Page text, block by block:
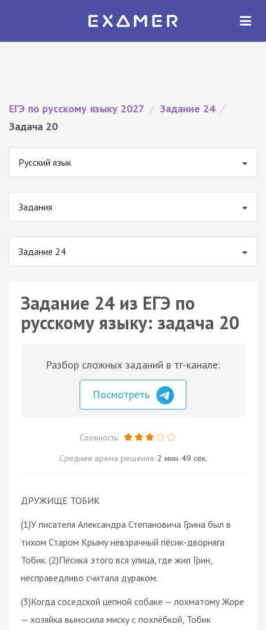
Экзамер — ЕГЭ 2027
ОТКРЫТЬ
ЕГЭ по русскому языку 2027 / Задание 24 /
Задача 20
Русский язык
Задания
Задание 24
Задание 24 из ЕГЭ по
русскому языку: задача 20
Разбор сложных заданий в тг-канале:
Посмотреть
Сложность:
Среднее время решения: 2 мин. 49 сек.
ДРУЖИЩЕ ТОБИК
(1)У писателя Александра Степановича Грина был в
тихом Старом Крыму невзрачный пёсик-дворняга
Тобик. (2)Пёсика этого вся улица, где жил Грин,
несправедливо считала дураком.
(3)Когда соседской цепной собаке — лохматому Жоре
— хозяйка выносила миску с похлёбкой, Тобик